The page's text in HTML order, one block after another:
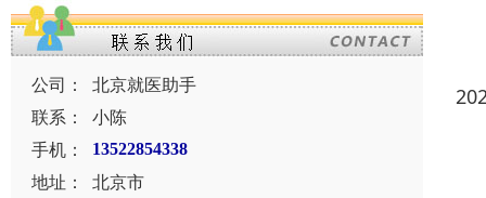
公司：
北京就医助手
联系：
小陈
手机：
13522854338
地址：
北京市